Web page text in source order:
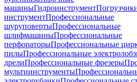
машиныГидроинструмент
инструментПрофессиональные
шуруповертыПрофессиональные
шлифмашиныПрофессиональные
перфораторыПрофессиональные
пилыПрофессиональные
дрелиПрофессиональные фрезеры
мультиинструменты